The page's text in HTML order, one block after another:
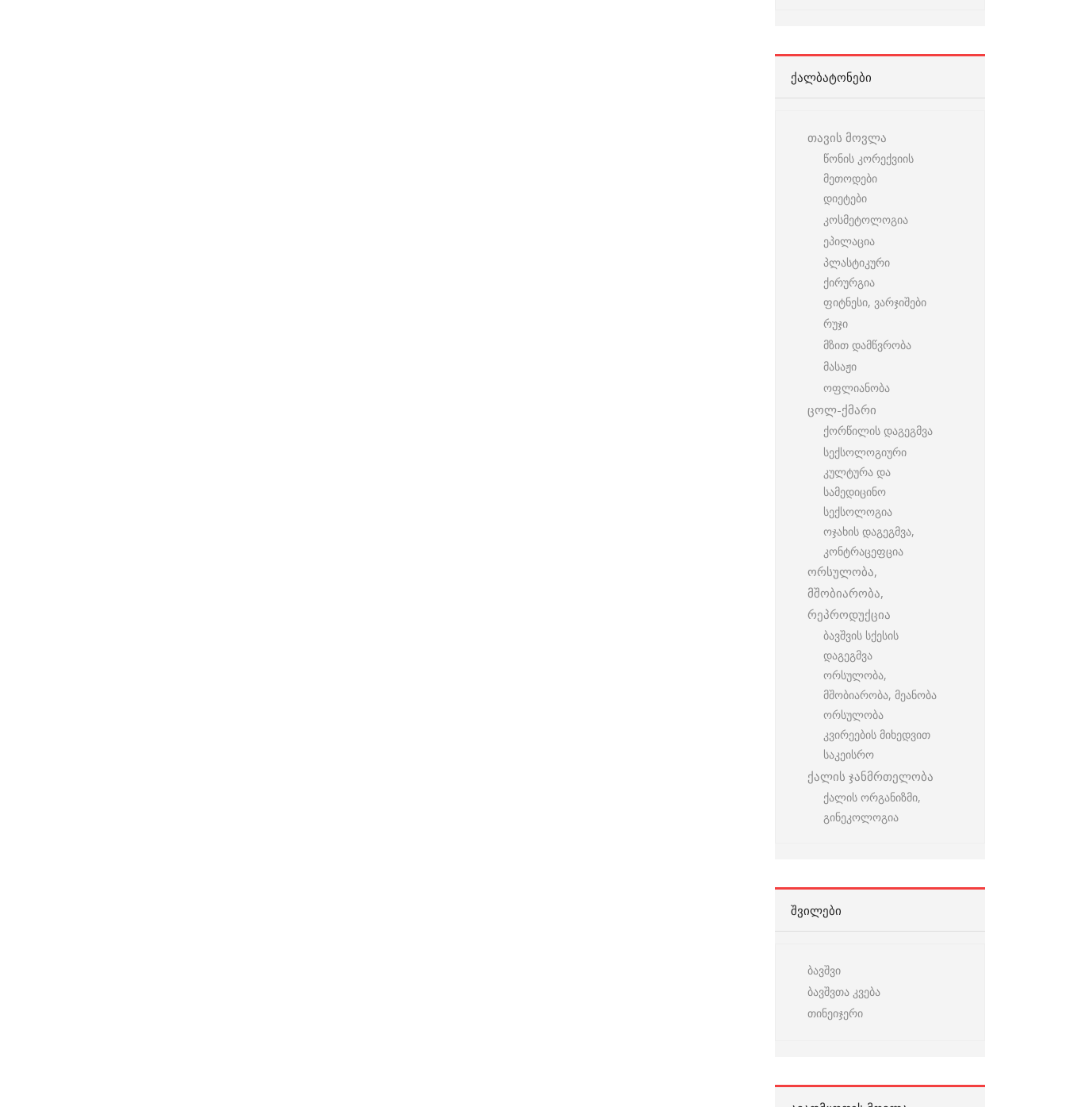
ᲥᲐᲚᲑᲐᲢᲝᲜᲔᲑᲘ
თავის მოვლა
წონის კორექვიის
მეთოდები
დიეტები
კოსმეტოლოგია
ეპილაცია
პლასტიკური
ქირურგია
ფიტნესი, ვარჯიშები
რუჯი
მზით დამწვრობა
მასაჟი
ოფლიანობა
ცოლ-ქმარი
ქორწილის დაგეგმვა
სექსოლოგიური
კულტურა და
სამედიცინო
სექსოლოგია
ოჯახის დაგეგმვა,
კონტრაცეფცია
ორსულობა,
მშობიარობა,
რეპროდუქცია
ბავშვის სქესის
დაგეგმვა
ორსულობა,
მშობიარობა, მეანობა
ორსულობა
კვირეების მიხედვით
საკეისრო
ქალის ჯანმრთელობა
ქალის ორგანიზმი,
გინეკოლოგია
ᲨᲕᲘᲚᲔᲑᲘ
ბავშვი
ბავშვთა კვება
თინეიჯერი